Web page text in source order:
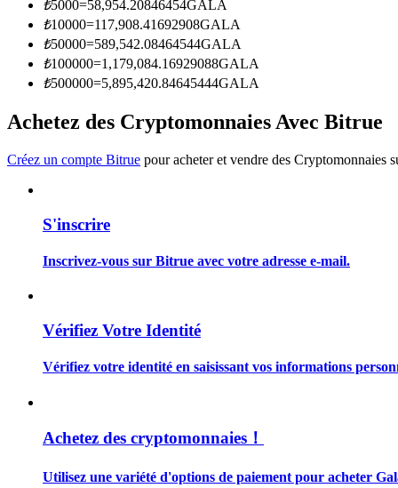
Devenez un trader de copie
Profitez du partage des bénéfices et des commissions de copy
Information
Analyse de mégadonnées, y compris des informations
Guide
₺5000=58,954.20846454GALA
₺10000=117,908.41692908GALA
₺50000=589,542.08464544GALA
₺100000=1,179,084.16929088GALA
₺500000=5,895,420.84645444GALA
Achetez des Cryptomonnaies Avec Bitrue
Créez un compte Bitrue pour acheter et vendre des Cryptomonnaies
S'inscrire
Inscrivez-vous sur Bitrue avec votre adresse e-mail.
Vérifiez Votre Identité
Vérifiez votre identité en saisissant vos informations
Achetez des cryptomonnaies！
Utilisez une variété d'options de paiement pour acheter